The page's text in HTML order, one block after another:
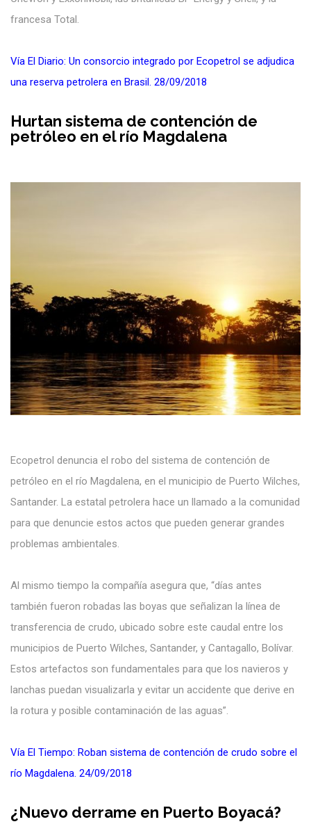
francesa Total.
Vía El Diario: Un consorcio integrado por Ecopetrol se adjudica
una reserva petrolera en Brasil. 28/09/2018
Hurtan sistema de contención de
petróleo en el río Magdalena
Ecopetrol denuncia el robo del sistema de contención de
petróleo en el río Magdalena, en el municipio de Puerto Wilches,
Santander. La estatal petrolera hace un llamado a la comunidad
para que denuncie estos actos que pueden generar grandes
problemas ambientales.
Al mismo tiempo la compañía asegura que, “días antes
también fueron robadas las boyas que señalizan la línea de
transferencia de crudo, ubicado sobre este caudal entre los
municipios de Puerto Wilches, Santander, y Cantagallo, Bolívar.
Estos artefactos son fundamentales para que los navieros y
lanchas puedan visualizarla y evitar un accidente que derive en
la rotura y posible contaminación de las aguas”.
Vía El Tiempo: Roban sistema de contención de crudo sobre el
río Magdalena. 24/09/2018
¿Nuevo derrame en Puerto Boyacá?